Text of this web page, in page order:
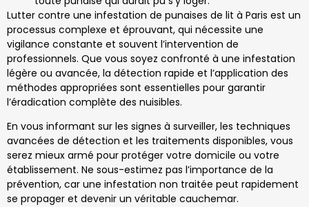
Lutter contre une infestation de punaises de lit à Paris est un
processus complexe et éprouvant, qui nécessite une
vigilance constante et souvent l’intervention de
professionnels. Que vous soyez confronté à une infestation
légère ou avancée, la détection rapide et l’application des
méthodes appropriées sont essentielles pour garantir
l’éradication complète des nuisibles.
En vous informant sur les signes à surveiller, les techniques
avancées de détection et les traitements disponibles, vous
serez mieux armé pour protéger votre domicile ou votre
établissement. Ne sous-estimez pas l’importance de la
prévention, car une infestation non traitée peut rapidement
se propager et devenir un véritable cauchemar.